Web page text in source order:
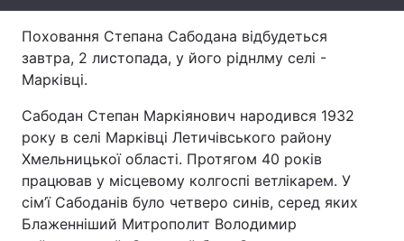
Архів Вакансії
Послуги
Поховання Степана Сабодана відбудеться
завтра, 2 листопада, у його ріднлму селі -
Марківці.
Сабодан Степан Маркіянович народився 1932
року в селі Марківці Летичівського району
Хмельницької області. Протягом 40 років
працював у місцевому колгоспі ветлікарем. У
сім’ї Сабоданів було четверо синів, серед яких
Блаженніший Митрополит Володимир